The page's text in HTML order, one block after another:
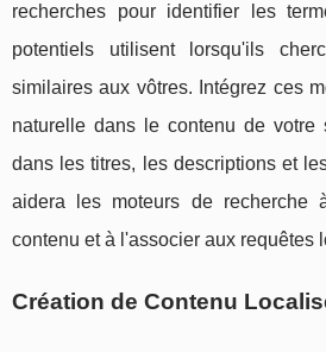
recherches pour identifier les
potentiels utilisent lorsqu'ils
similaires aux vôtres. Intégrez ces
naturelle dans le contenu de votre
dans les titres, les descriptions et
aidera les moteurs de recherche
contenu et à l'associer aux requêtes
Création de Contenu